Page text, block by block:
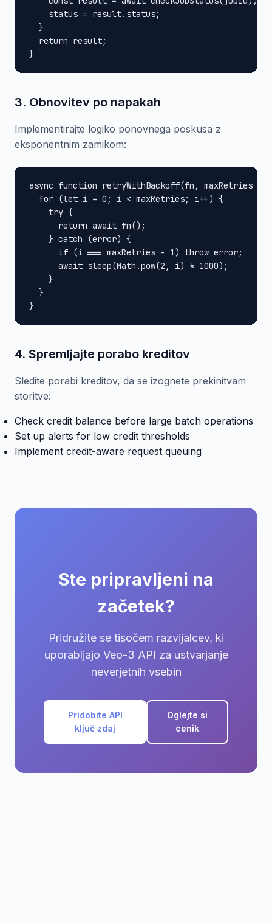
    status = result.status;
  }
  return result;
}
3. Obnovitev po napakah
Implementirajte logiko ponovnega poskusa z
eksponentnim zamikom:
async function retryWithBackoff(fn, maxRetries =
  for (let i = 0; i < maxRetries; i++) {
    try {
      return await fn();
    } catch (error) {
      if (i === maxRetries - 1) throw error;
      await sleep(Math.pow(2, i) * 1000);
    }
  }
}
4. Spremljajte porabo kreditov
Sledite porabi kreditov, da se izognete prekinitvam
storitve:
Check credit balance before large batch operations
Set up alerts for low credit thresholds
Implement credit-aware request queuing
Ste pripravljeni na
začetek?
Pridružite se tisočem razvijalcev, ki
uporabljajo Veo-3 API za ustvarjanje
neverjetnih vsebin
Pridobite API
ključ zdaj
Oglejte si
cenik